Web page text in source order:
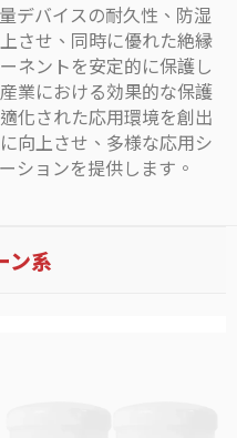
デバイスの耐久性、防湿
させ、同時に優れた絶縁
ネントを安定的に保護し
業における効果的な保護
化された応用環境を創出
向上させ、多様な応用シ
ションを提供します。
ン系